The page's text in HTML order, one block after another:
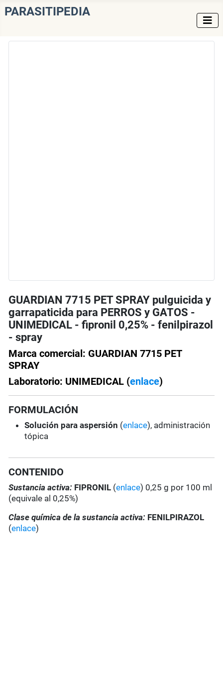
PARASITIPEDIA
GUARDIAN 7715 PET SPRAY pulguicida y
garrapaticida para PERROS y GATOS -
UNIMEDICAL - fipronil 0,25% - fenilpirazol
- spray
Marca comercial: GUARDIAN 7715 PET
SPRAY
Laboratorio: UNIMEDICAL (enlace)
FORMULACIÓN
Solución para aspersión (enlace), administración
tópica
CONTENIDO
Sustancia activa: FIPRONIL (enlace) 0,25 g por 100 ml
(equivale al 0,25%)
Clase química de la sustancia activa: FENILPIRAZOL
(enlace)